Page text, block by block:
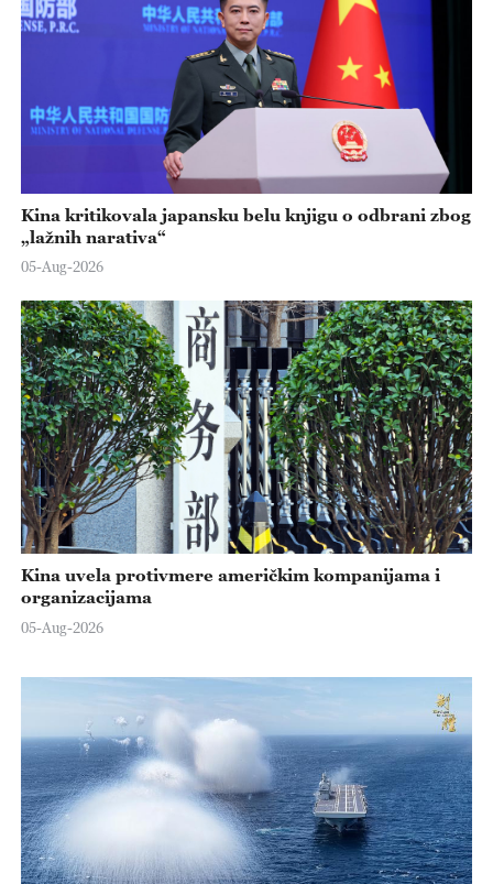
Kina kritikovala japansku belu knjigu o odbrani zbog
„lažnih narativa“
05-Aug-2026
Kina uvela protivmere američkim kompanijama i
organizacijama
05-Aug-2026